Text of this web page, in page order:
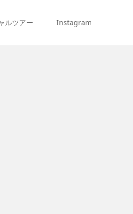
ルツアー Instagram